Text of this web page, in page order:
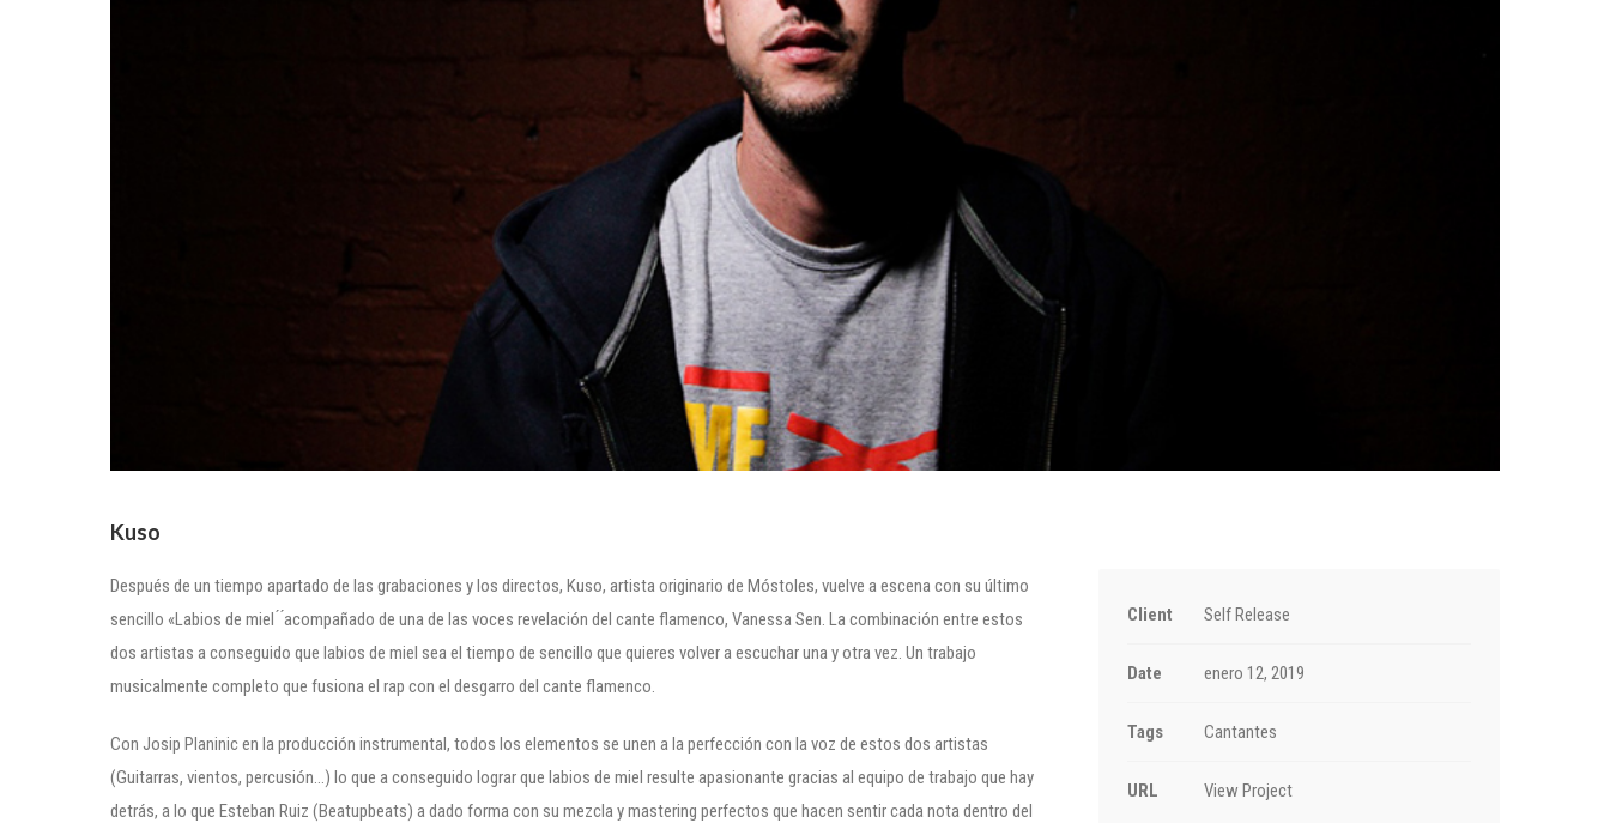
Kuso
Después de un tiempo apartado de las grabaciones y los directos, Kuso, artista originario de Móstoles, vuelve a escena con su último
sencillo «Labios de miel ́ ́acompañado de una de las voces revelación del cante flamenco, Vanessa Sen. La combinación entre estos
dos artistas a conseguido que labios de miel sea el tiempo de sencillo que quieres volver a escuchar una y otra vez. Un trabajo
musicalmente completo que fusiona el rap con el desgarro del cante flamenco.
Con Josip Planinic en la producción instrumental, todos los elementos se unen a la perfección con la voz de estos dos artistas
(Guitarras, vientos, percusión…) lo que a conseguido lograr que labios de miel resulte apasionante gracias al equipo de trabajo que hay
detrás, a lo que Esteban Ruiz (Beatupbeats) a dado forma con su mezcla y mastering perfectos que hacen sentir cada nota dentro del
Client Self Release
Date enero 12, 2019
Tags Cantantes
URL View Project